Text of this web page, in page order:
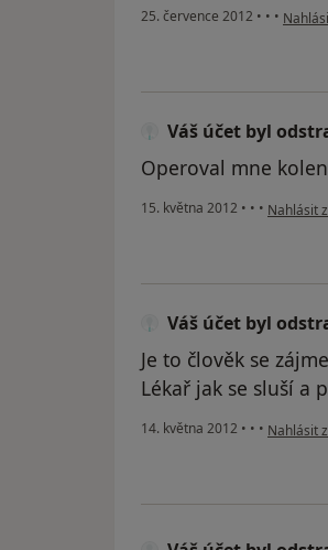
25. července 2012 • • • podle
Váš účet byl
Operoval mne
15. května 2012 • • • podle
Nahlásit
Váš účet byl
Je to člověk se
Lékař jak se sluší a
14. května 2012 • • • podle
Nahlásit